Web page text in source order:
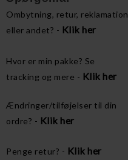
Ombytning, retur, reklamation
eller andet? - Klik her
Hvor er min pakke? Se
tracking og mere - Klik her
Ændringer/tilføjelser til din
ordre? - Klik her
Penge retur? - Klik her